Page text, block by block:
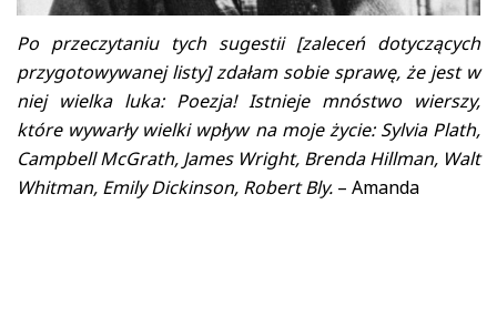
Po przeczytaniu tych sugestii [zaleceń dotyczących
przygotowywanej listy] zdałam sobie sprawę, że jest w
niej wielka luka: Poezja! Istnieje mnóstwo wierszy,
które wywarły wielki wpływ na moje życie: Sylvia Plath,
Campbell McGrath, James Wright, Brenda Hillman, Walt
Whitman, Emily Dickinson, Robert Bly. – Amanda